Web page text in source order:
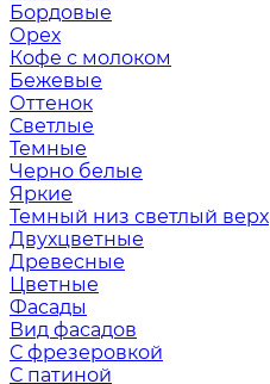
Бордовые
Орех
Кофе с молоком
Бежевые
Оттенок
Светлые
Темные
Черно белые
Яркие
Темный низ светлый верх
Двухцветные
Древесные
Цветные
Фасады
Вид фасадов
С фрезеровкой
С патиной